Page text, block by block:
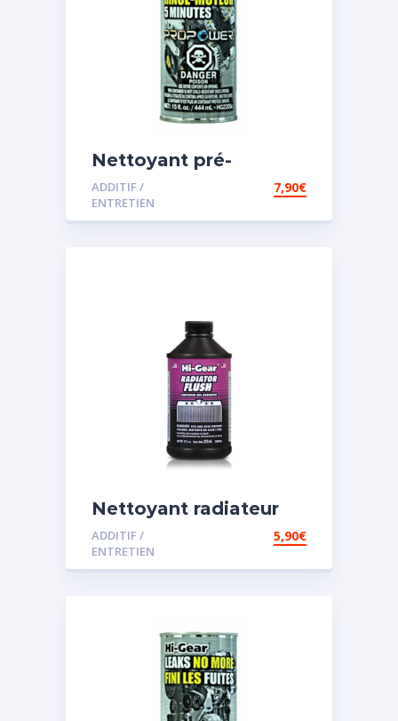
Nettoyant pré-
vidange
ADDITIF /
ENTRETIEN
7,90€
Nettoyant radiateur
ADDITIF /
ENTRETIEN
5,90€